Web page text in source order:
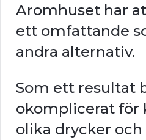
Aromhuset har
ett omfattande
andra alternativ.
Som ett resultat
okomplicerat för
olika drycker och